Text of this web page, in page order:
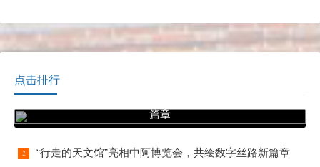
党支部书记以及党委
贺，并向他们提
点击排行
“行走的天文馆”亮相中阿博览会，共绘数字丝路新
篇章
“行走的天文馆”亮相中阿博览会，共绘数字丝路新篇章